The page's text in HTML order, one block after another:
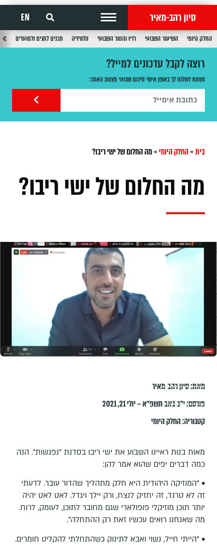
סיון רהב-מאיר EN
החלק היומי השיעור השבועי רדיו והטור השבועי טלוויזיה תכנים לחגים ולמועדים
רוצה לקבל עדכונים למייל?
נשמח לשלוח לך באופן אישי סיכום שבועי מצוות האתר:
בית»החלק היומי»מה החלום של ישי ריבו?
מה החלום של ישי ריבו?
מאת:סיון רהב-מאיר
פורסם:י״ב באב תשפ״א – יולי 21, 2021
קטגוריה:החלק היומי
מאות בנות ראיינו השבוע את ישי ריבו בסדנת "נפגשות". הנה
כמה דברים יפים שהוא אמר להן:
• "המוזיקה היהודית היא חלק מתהליך שהדור עובר. לדעתי
זה לא טרנד, זה יחזיק לנצח, ורק יילך ויגדל. לאט לאט יהיה
יותר תוכן מוזיקלי פופולארי שגם מחובר לתוכן, לעומק, לרוח.
מה שאנחנו רואים עכשיו זאת רק ההתחלה".
• "הייתי חייל, נשוי ואבא לתינוק כשהתחלתי להקליט חומרים.